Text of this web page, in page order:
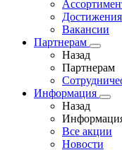
Вакансии
Партнерам
Назад
Партнерам
Информация
Назад
Все акции
Новости